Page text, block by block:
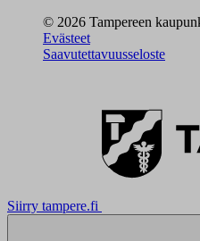
© 2026 Tampereen
Evästeet
Saavutettavuusseloste
Siirry tampere.fi